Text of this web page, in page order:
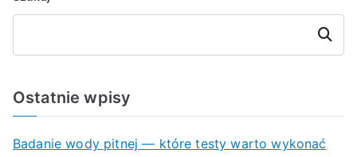
Szukaj
Ostatnie wpisy
Badanie wody pitnej — które testy warto wykonać